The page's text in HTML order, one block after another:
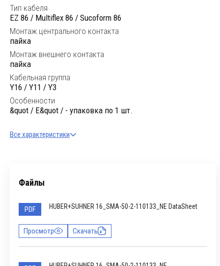
Тип кабеля
EZ 86 / Multiflex 86 / Sucoform 86
Монтаж центрального контакта
пайка
Монтаж внешнего контакта
пайка
Кабельная группа
Y16 / Y11 / Y3
Особенности
&quot / E&quot / - упаковка по 1 шт.
Все характеристики
Файлы
PDF HUBER+SUHNER 16_SMA-50-2-110133_NE DataSheet
Просмотр Скачать